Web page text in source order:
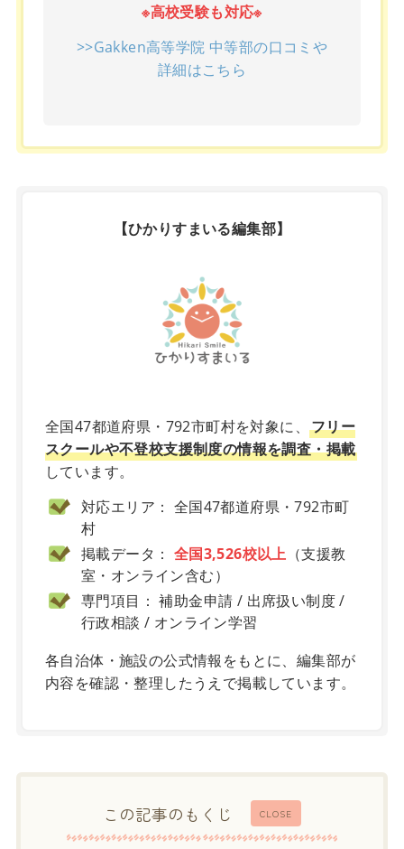
※高校受験も対応※
>>Gakken高等学院 中等部の口コミや
詳細はこちら
【ひかりすまいる編集部】
全国47都道府県・792市町村を対象に、 フリー
スクールや不登校支援制度の情報を調査・掲載
しています。
対応エリア： 全国47都道府県・792市町
村
掲載データ： 全国3,526校以上 （支援教
室・オンライン含む）
専門項目： 補助金申請 / 出席扱い制度 /
行政相談 / オンライン学習
各自治体・施設の公式情報をもとに、編集部が
内容を確認・整理したうえで掲載しています。
CLOSE
この記事のもくじ